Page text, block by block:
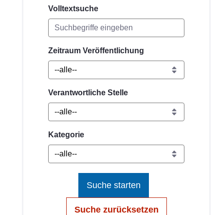
Volltextsuche
Zeitraum Veröffentlichung
Verantwortliche Stelle
Kategorie
Suche starten
Suche zurücksetzen